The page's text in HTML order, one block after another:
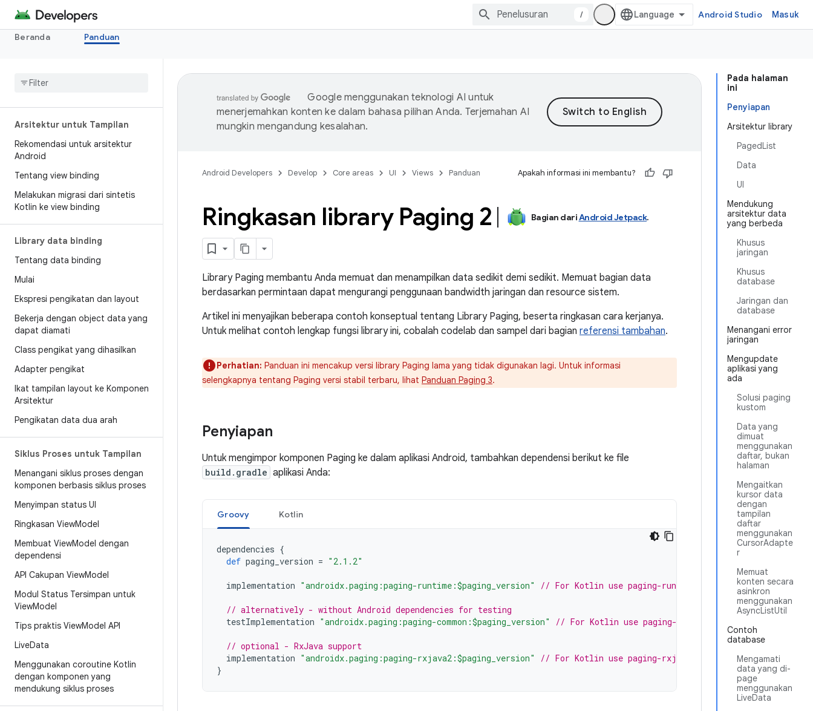
/ Android Studio Masuk
Beranda Panduan
Arsitektur untuk Tampilan
Rekomendasi untuk arsitektur
Android
Tentang view binding
Melakukan migrasi dari sintetis
Kotlin ke view binding
Library data binding
Tentang data binding
Mulai
Ekspresi pengikatan dan layout
Bekerja dengan object data yang
dapat diamati
Class pengikat yang dihasilkan
Adapter pengikat
Ikat tampilan layout ke Komponen
Arsitektur
Pengikatan data dua arah
Siklus Proses untuk Tampilan
Menangani siklus proses dengan
komponen berbasis siklus proses
Menyimpan status UI
Ringkasan ViewModel
Membuat ViewModel dengan
dependensi
API Cakupan ViewModel
Modul Status Tersimpan untuk
ViewModel
Tips praktis ViewModel API
LiveData
Menggunakan coroutine Kotlin
dengan komponen yang
mendukung siklus proses
Pada halaman
ini
Penyiapan
Arsitektur library
PagedList
Data
UI
Mendukung
arsitektur data
yang berbeda
Khusus
jaringan
Khusus
database
Jaringan dan
database
Menangani error
jaringan
Mengupdate
aplikasi yang
ada
Solusi paging
kustom
Data yang
dimuat
menggunakan
daftar, bukan
halaman
Mengaitkan
kursor data
dengan
tampilan
daftar
menggunakan
CursorAdapte
r
Memuat
konten secara
asinkron
menggunakan
AsyncListUtil
Contoh
database
Mengamati
data yang di-
page
menggunakan
LiveData
Google menggunakan teknologi AI untuk
menerjemahkan konten ke dalam bahasa pilihan Anda. Terjemahan AI
mungkin mengandung kesalahan.
Android Developers Develop Core areas UI Views Panduan Apakah informasi ini membantu?
Ringkasan library Paging 2 Bagian dariAndroid Jetpack.
Library Paging membantu Anda memuat dan menampilkan data sedikit demi sedikit. Memuat bagian data
berdasarkan permintaan dapat mengurangi penggunaan bandwidth jaringan dan resource sistem.
Artikel ini menyajikan beberapa contoh konseptual tentang Library Paging, beserta ringkasan cara kerjanya.
Untuk melihat contoh lengkap fungsi library ini, cobalah codelab dan sampel dari bagian referensi tambahan.
Perhatian: Panduan ini mencakup versi library Paging lama yang tidak digunakan lagi. Untuk informasi
selengkapnya tentang Paging versi stabil terbaru, lihat Panduan Paging 3.
Penyiapan
Untuk mengimpor komponen Paging ke dalam aplikasi Android, tambahkan dependensi berikut ke file
build.gradle aplikasi Anda:
Groovy Kotlin
dependencies {
def paging_version = "2.1.2"
implementation "androidx.paging:paging-runtime:$paging_version" // For Kotlin use paging-runtime-ktx
// alternatively - without Android dependencies for testing
testImplementation "androidx.paging:paging-common:$paging_version" // For Kotlin use paging-common-ktx
// optional - RxJava support
implementation "androidx.paging:paging-rxjava2:$paging_version"
// For Kotlin use paging-rxjava2-ktx
}